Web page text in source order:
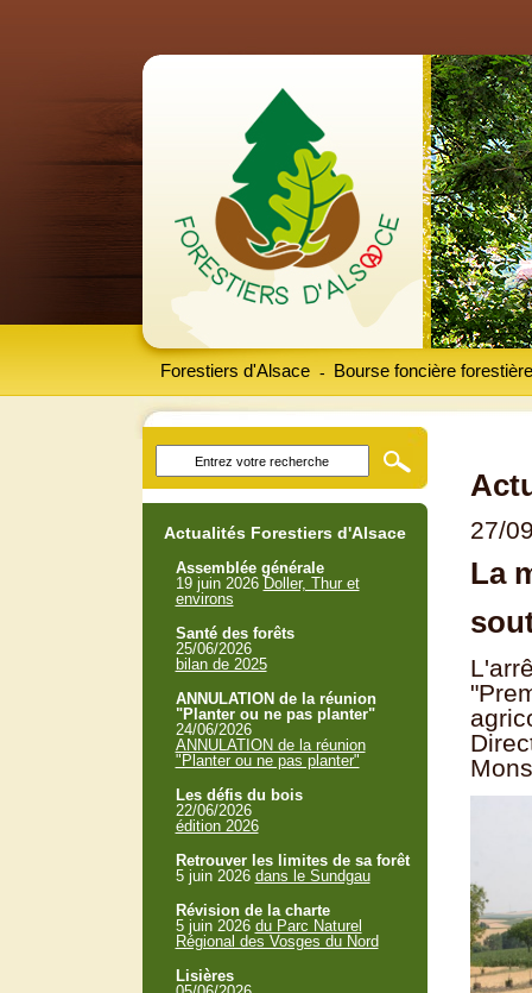
Forestiers d'Alsace Bourse foncière forestière
-
27/
La
Actualités Forestiers d'Alsace
Assemblée générale
19 juin 2026 Doller, Thur et
environs
Santé des forêts
25/06/2026
bilan de 2025
ANNULATION de la réunion
"Planter ou ne pas planter"
24/06/2026
ANNULATION de la réunion
"Planter ou ne pas planter"
Les défis du bois
22/06/2026
édition 2026
Retrouver les limites de sa forêt
5 juin 2026 dans le Sundgau
Révision de la charte
5 juin 2026 du Parc Naturel
Régional des Vosges du Nord
Lisières